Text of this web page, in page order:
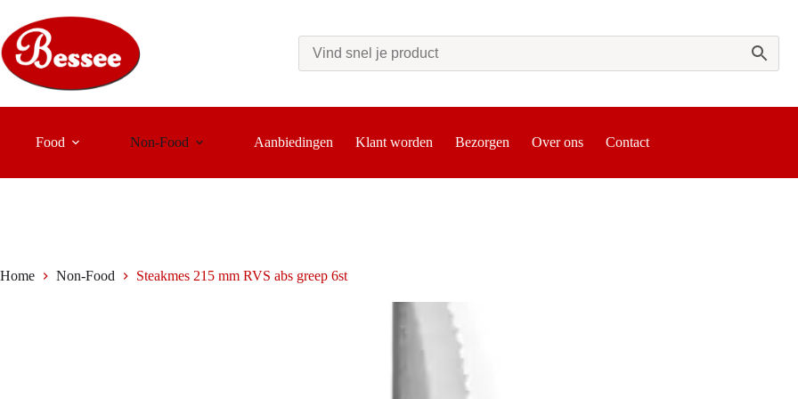
naar
de
inhoud
Food Non-Food Aanbiedingen Klant worden Bezorgen Over ons Contact
Home Non-Food Steakmes 215 mm RVS abs greep 6st